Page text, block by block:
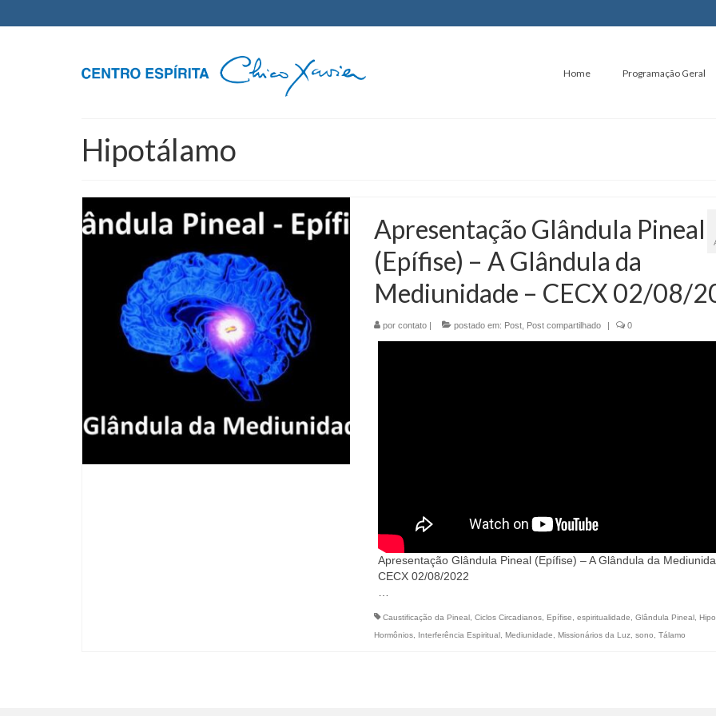
Home Programação Geral
Hipotálamo
Apresentação Glândula Pineal
(Epífise) – A Glândula da
Mediunidade – CECX 02/08/
por contato| postado em: Post, Post compartilhado | 0
Apresentação Glândula Pineal (Epífise) – A Glândula da
CECX 02/08/2022
…
Caustificação da Pineal, Ciclos Circadianos, Epífise, espiritualidade, Glândula Pineal,
Hormônios, Interferência Espiritual, Mediunidade, Missionários da Luz, sono, Tálamo